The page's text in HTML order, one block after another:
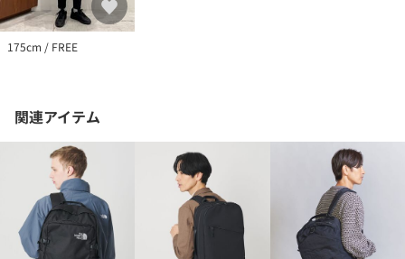
※画像の商品はサンプルです。
スデスクまで下記の品名/品番をお申し付けください。
品名：COLEMAN×BY WALKER33 Ⅱ 品番：14324995924
175cm / FREE
関連アイテム